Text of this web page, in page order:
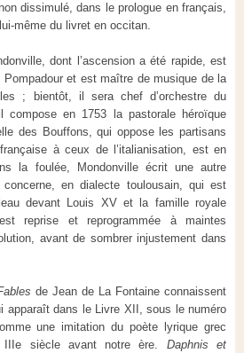
dissimulé, dans le prologue en français,
même du livret en occitan.
dont l’ascension a été rapide, est
et est maître de musique de la
; bientôt, il sera chef d’orchestre du
compose en 1753 la pastorale héroïque
des Bouffons, qui oppose les partisans
à ceux de l’italianisation, est en
la foulée, Mondonville écrit une autre
en dialecte toulousain, qui est
devant Louis XV et la famille royale
reprise et reprogrammée à maintes
avant de sombrer injustement dans
de Jean de La Fontaine connaissent
apparaît dans le Livre XII, sous le numéro
une imitation du poète lyrique grec
siècle avant notre ère. Daphnis et